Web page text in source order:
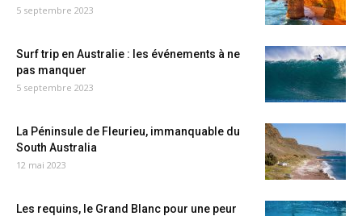
5 septembre 2023
Surf trip en Australie : les événements à ne
pas manquer
5 septembre 2023
La Péninsule de Fleurieu, immanquable du
South Australia
12 mai 2023
Les requins, le Grand Blanc pour une peur